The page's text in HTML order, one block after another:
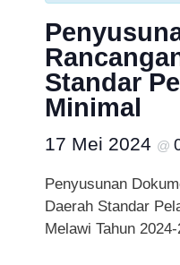
Standar
Minimal
17 Mei 2024 @
Penyusunan
Daerah Standar
Melawi Tahun